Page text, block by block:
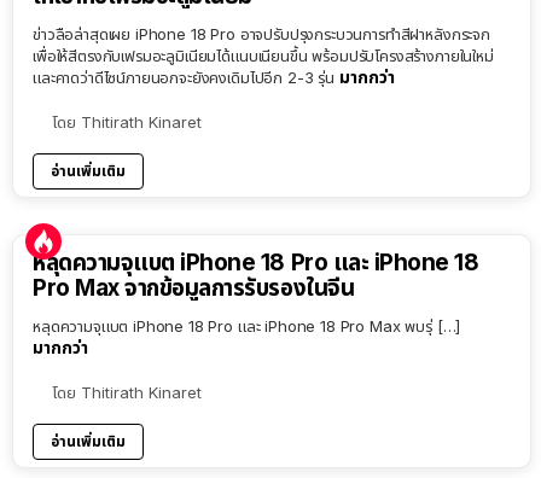
ข่าวลือล่าสุดเผย iPhone 18 Pro อาจปรับปรุงกระบวนการทำสีฝาหลังกระจก
เพื่อให้สีตรงกับเฟรมอะลูมิเนียมได้แนบเนียนขึ้น พร้อมปรับโครงสร้างภายในใหม่
และคาดว่าดีไซน์ภายนอกจะยังคงเดิมไปอีก 2-3 รุ่น มากกว่า
โดย Thitirath Kinaret
อ่านเพิ่มเติม
หลุดความจุแบต iPhone 18 Pro และ iPhone 18
Pro Max จากข้อมูลการรับรองในจีน
หลุดความจุแบต iPhone 18 Pro และ iPhone 18 Pro Max พบรุ่ […]
มากกว่า
โดย Thitirath Kinaret
อ่านเพิ่มเติม